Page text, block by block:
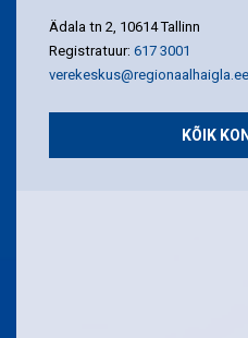
Ädala tn 2, 10614 Tallinn
Registratuur: 617 3001
verekeskus@regionaalhaigla.ee
KÕIK